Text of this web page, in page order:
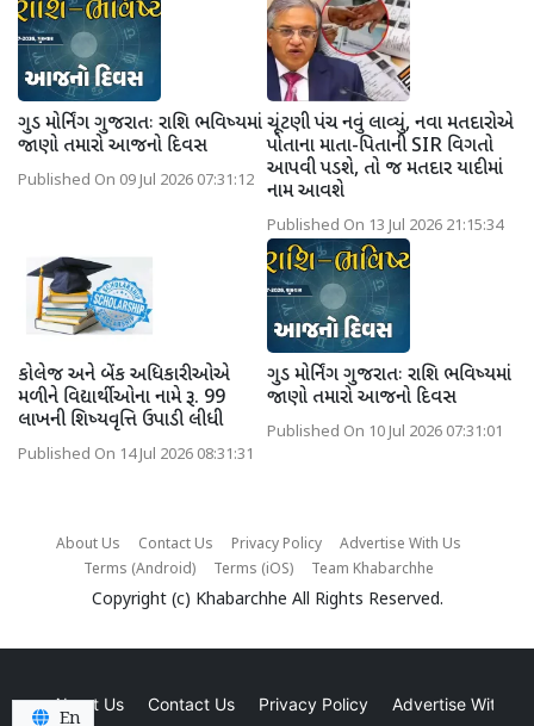
ગુડ મોર્નિંગ ગુજરાતઃ રાશિ ભવિષ્યમાં
જાણો તમારો આજનો દિવસ
Published On 09 Jul 2026 07:31:12
ચૂંટણી પંચ નવું લાવ્યું, નવા મતદારોએ
પોતાના માતા-પિતાની SIR વિગતો
આપવી પડશે, તો જ મતદાર યાદીમાં
નામ આવશે
Published On 13 Jul 2026 21:15:34
કોલેજ અને બેંક અધિકારીઓએ
મળીને વિદ્યાર્થીઓના નામે રૂ. 99
લાખની શિષ્યવૃત્તિ ઉપાડી લીધી
Published On 14 Jul 2026 08:31:31
ગુડ મોર્નિંગ ગુજરાતઃ રાશિ ભવિષ્યમાં
જાણો તમારો આજનો દિવસ
Published On 10 Jul 2026 07:31:01
About Us Contact Us Privacy Policy
Advertise With Us
Terms (Android)
Terms (iOS) Team Khabarchhe
Copyright (c) Khabarchhe All Rights Reserved.
About Us Contact Us Privacy Policy Advertise With Us
En